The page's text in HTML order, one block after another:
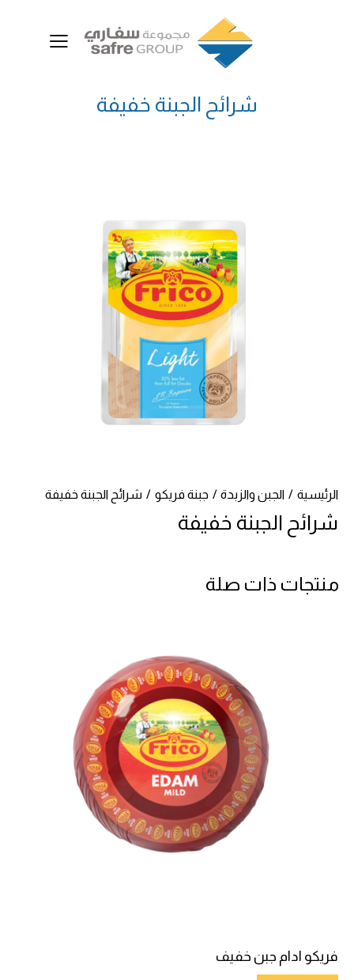
شرائح الجبنة خفيفة
الرئيسية الجبن والزبدة جبنة فريكو شرائح الجبنة خفيفة
شرائح الجبنة خفيفة
منتجات ذات صلة
فريكو ادام جبن خفيف